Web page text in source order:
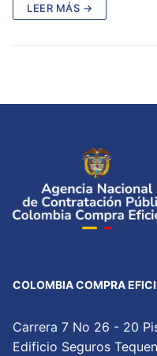
LEER MÁS →
COLOMBIA COMPRA
Carrera 7 No 26 - 20
Edificio Seguros